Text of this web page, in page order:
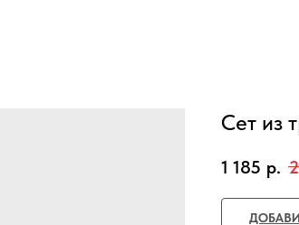
Сет из
1 185 р.